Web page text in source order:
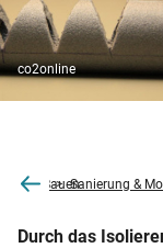
co2online
und BauenSanierung &
Durch das